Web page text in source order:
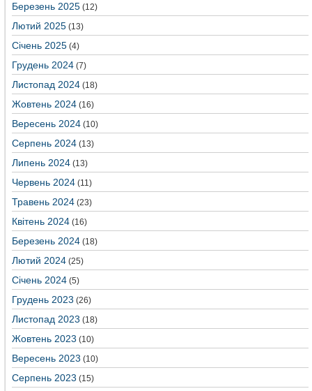
Березень 2025 (12)
Лютий 2025 (13)
Січень 2025 (4)
Грудень 2024 (7)
Листопад 2024 (18)
Жовтень 2024 (16)
Вересень 2024 (10)
Серпень 2024 (13)
Липень 2024 (13)
Червень 2024 (11)
Травень 2024 (23)
Квітень 2024 (16)
Березень 2024 (18)
Лютий 2024 (25)
Січень 2024 (5)
Грудень 2023 (26)
Листопад 2023 (18)
Жовтень 2023 (10)
Вересень 2023 (10)
Серпень 2023 (15)